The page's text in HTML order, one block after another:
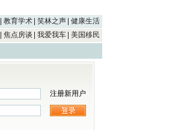
教育学术 笑林之声
健康生活
焦点房谈 我爱我车 美国移民
注册新用户